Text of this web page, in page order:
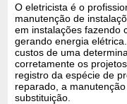
O eletricista é o
manutenção de
em instalações fazendo
gerando energia
custos de uma
corretamente os
registro da espécie de
reparado, a
substituição.